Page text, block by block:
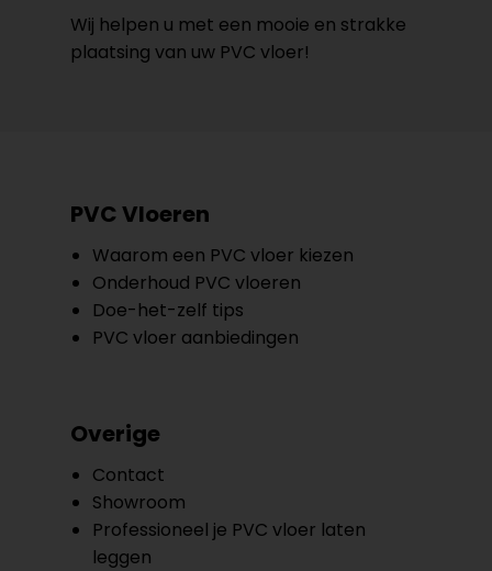
Wij helpen u met een mooie en strakke
plaatsing van uw PVC vloer!
PVC Vloeren
Waarom een PVC vloer kiezen
Onderhoud PVC vloeren
Doe-het-zelf tips
PVC vloer aanbiedingen
Overige
Contact
Showroom
Professioneel je PVC vloer laten
leggen